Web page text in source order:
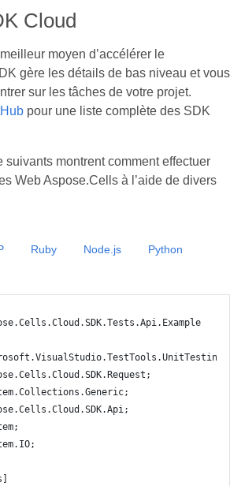
Cloud
moyen d’accélérer le
gère les détails de bas niveau et vous
sur les tâches de votre projet.
pour une liste complète des SDK
suivants montrent comment effectuer
Web Aspose.Cells à l’aide de divers
Ruby Node.js Python